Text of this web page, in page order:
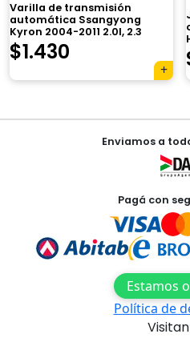
Varilla de transmisión
automática Ssangyong
Kyron 2004-2011 2.0l, 2.3
$1.430
NavegaciónEnviamos a
Pagá con
Estamos
Política de
Tu carrito